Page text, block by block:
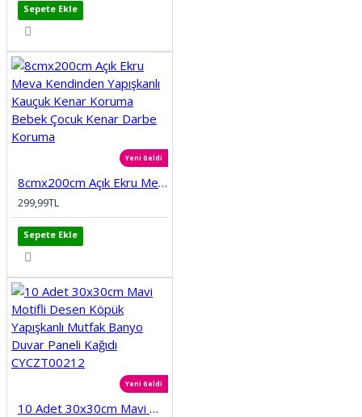
Sepete Ekle
Yeni Geldi
8cmx200cm Açık Ekru Meva Kendinden Yapışkanlı Kauçuk Kenar Koruma Bebek Çocuk Kenar Darbe Koruma
299,99TL
Sepete Ekle
Yeni Geldi
10 Adet 30x30cm Mavi Motifli Desen Köpük Yapışkanlı Mutfak Banyo Duvar Paneli Kağıdı CYCZT00212